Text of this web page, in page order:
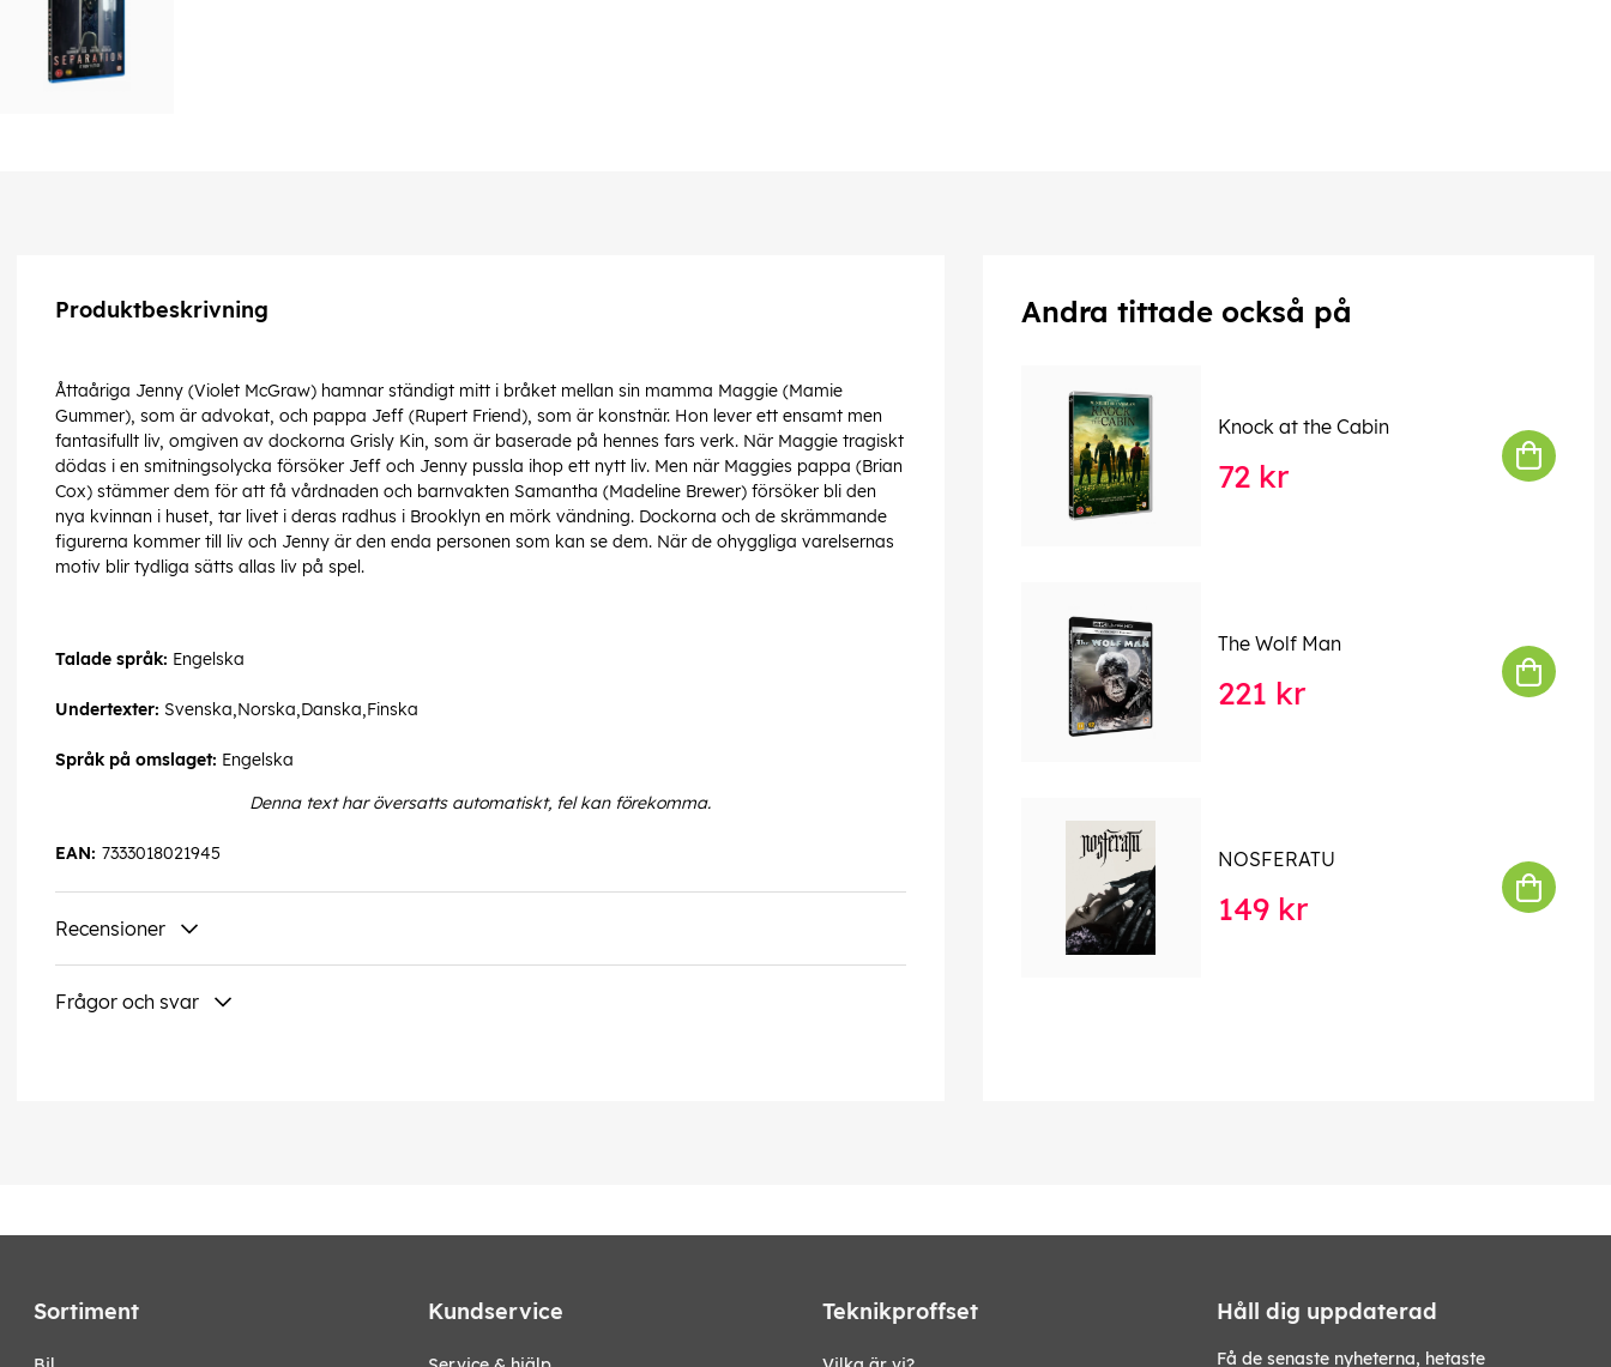
Produktbeskrivning
Åttaåriga Jenny (Violet McGraw) hamnar ständigt mitt i bråket mellan sin mamma Maggie (Mamie
Gummer), som är advokat, och pappa Jeff (Rupert Friend), som är konstnär. Hon lever ett ensamt men
fantasifullt liv, omgiven av dockorna Grisly Kin, som är baserade på hennes fars verk. När Maggie tragiskt
dödas i en smitningsolycka försöker Jeff och Jenny pussla ihop ett nytt liv. Men när Maggies pappa (Brian
Cox) stämmer dem för att få vårdnaden och barnvakten Samantha (Madeline Brewer) försöker bli den
nya kvinnan i huset, tar livet i deras radhus i Brooklyn en mörk vändning. Dockorna och de skrämmande
figurerna kommer till liv och Jenny är den enda personen som kan se dem. När de ohyggliga varelsernas
motiv blir tydliga sätts allas liv på spel.
Talade språk: Engelska
Undertexter: Svenska,Norska,Danska,Finska
Språk på omslaget: Engelska
Denna text har översatts automatiskt, fel kan förekomma.
7333018021945
EAN:
Recensioner
Frågor och svar
Andra tittade också på
Knock at the Cabin
72 kr
The Wolf Man
221 kr
NOSFERATU
149 kr
Sortiment Kundservice Teknikproffset Håll dig uppdaterad
Få de senaste nyheterna, hetaste